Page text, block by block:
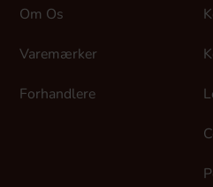
Om Os
Varemærker
Forhandlere